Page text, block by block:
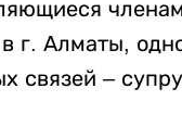
г. Алматы,
связей –